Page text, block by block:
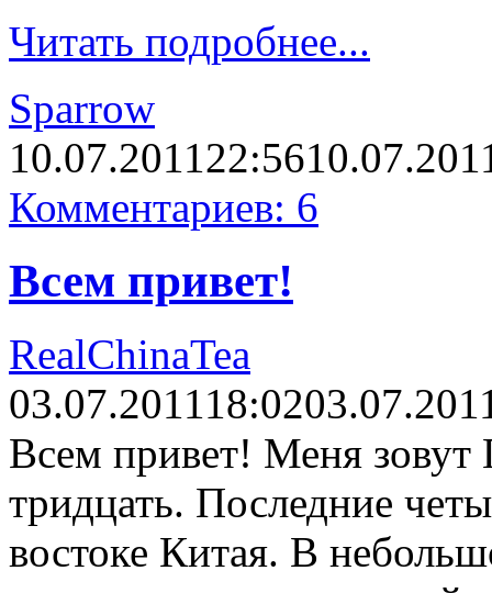
Читать подробнее...
Sparrow
10.07.201122:56
Комментариев: 6
Всем привет!
RealChinaTea
03.07.201118:02
Всем привет! Меня
тридцать. Последние
востоке Китая. В